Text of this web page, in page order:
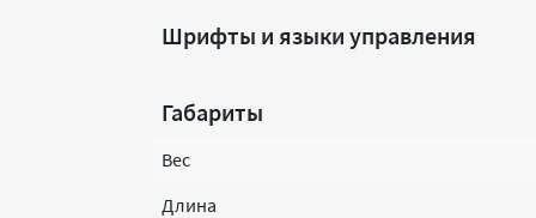
Шрифты и языки управления
Габариты
Вес
Длина